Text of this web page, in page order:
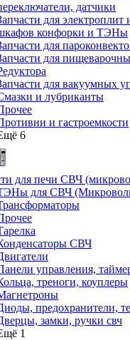
датчики
для
конфорки и ТЭНы
для
для
для вакуумных
и лубриканты
и гастроемкости
6
для печи СВЧ
для СВЧ
СВЧ
управления,
треноги, коуплеры
предохранители,
замки, ручки свч
1